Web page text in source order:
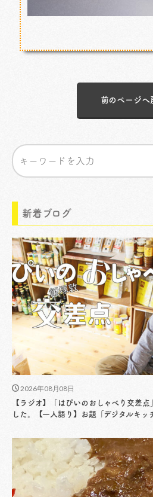
前のページへ
新着ブログ
2026年08月08日
【ラジオ】「はぴいのおしゃべり交差
した。【一人語り】お題「デジタルキッ